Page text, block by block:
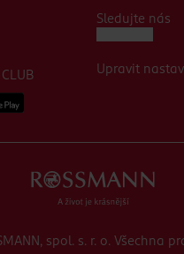
Sledujte nás
Upravit
spol. s. r. o. Všechna